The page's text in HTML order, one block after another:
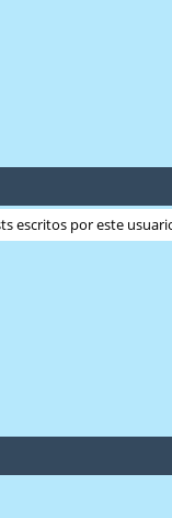
escritos por este